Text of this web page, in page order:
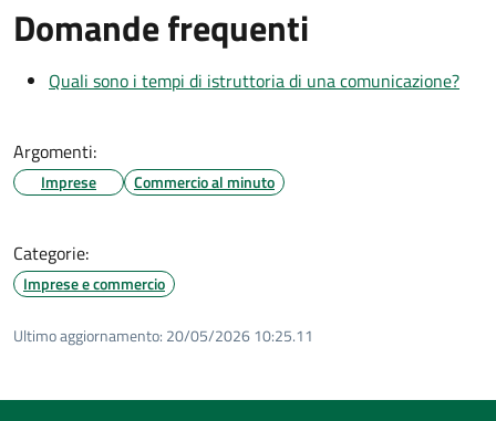
Domande frequenti
Quali sono i tempi di istruttoria di una comunicazione?
Argomenti:
Imprese Commercio al minuto
Categorie:
Imprese e commercio
Ultimo aggiornamento: 20/05/2026 10:25.11